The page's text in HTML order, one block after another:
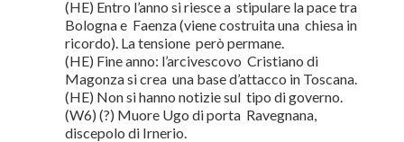
(HE) Entro l’anno si riesce a stipulare la pace tra
Bologna e Faenza (viene costruita una chiesa in
ricordo). La tensione però permane.
(HE) Fine anno: l’arcivescovo Cristiano di
Magonza si crea una base d’attacco in Toscana.
(HE) Non si hanno notizie sul tipo di governo.
(W6) (?) Muore Ugo di porta Ravegnana,
discepolo di Irnerio.